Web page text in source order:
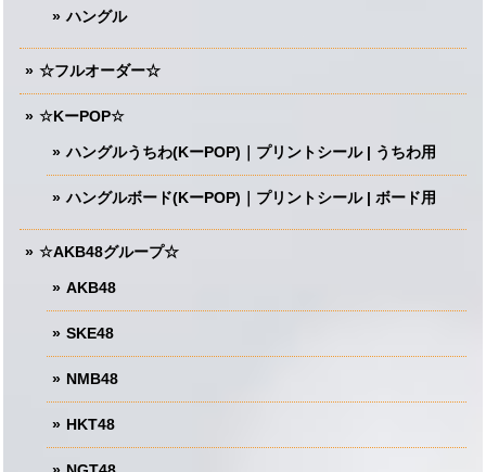
ハングル
☆フルオーダー☆
☆KーPOP☆
ハングルうちわ(KーPOP)｜プリントシール | うちわ用
ハングルボード(KーPOP)｜プリントシール | ボード用
☆AKB48グループ☆
AKB48
SKE48
NMB48
HKT48